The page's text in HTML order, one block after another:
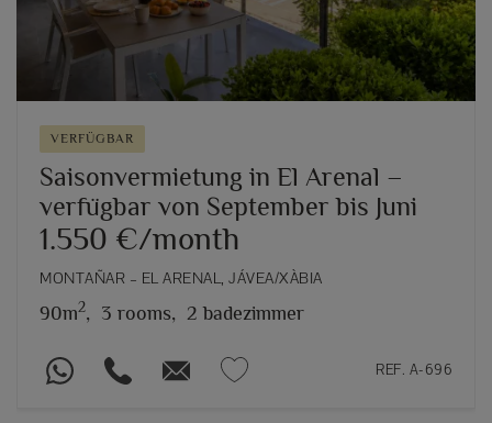
VERFÜGBAR
Saisonvermietung in El Arenal –
verfügbar von September bis Juni
1.550 €/month
MONTAÑAR – EL ARENAL, JÁVEA/XÀBIA
90m2, 3 rooms, 2 badezimmer
REF. A-696